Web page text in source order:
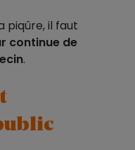
piqûre, il faut
continue de
.